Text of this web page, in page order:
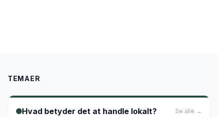
TEMAER
Hvad betyder det at handle lokalt? Se alle →